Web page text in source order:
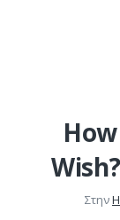
Στην